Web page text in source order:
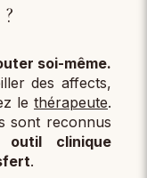
soi-même.
des affects,
le thérapeute.
sont reconnus
outil clinique
.